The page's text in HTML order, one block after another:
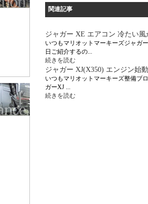
関連記事
ジャガー XE エアコン 冷たい
いつもマリオットマーキーズジャガ
日ご紹介するの...
続きを読む
ジャガー XJ(X350) エンジン始
いつもマリオットマーキーズ整備ブ
ガーXJ ...
続きを読む